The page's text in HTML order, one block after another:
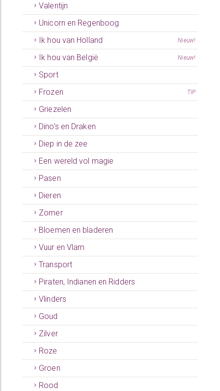
Valentijn
Unicorn en Regenboog
Ik hou van Holland
Nieuw!
Ik hou van België Nieuw!
Sport
Frozen
TIP
Griezelen
Dino's en Draken
Diep in de zee
Een wereld vol magie
Pasen
Dieren
Zomer
Bloemen en bladeren
Vuur en Vlam
Transport
Piraten, Indianen en Ridders
Vlinders
Goud
Zilver
Roze
Groen
Rood